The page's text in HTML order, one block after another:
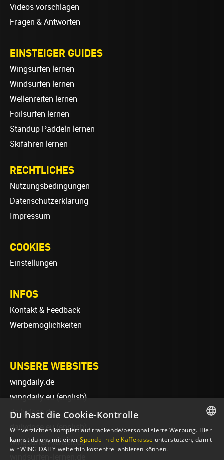
Videos vorschlagen
Fragen & Antworten
EINSTEIGER GUIDES
Wingsurfen lernen
Windsurfen lernen
Wellenreiten lernen
Foilsurfen lernen
Standup Paddeln lernen
Skifahren lernen
RECHTLICHES
Nutzungsbedingungen
Datenschutzerklärung
Impressum
COOKIES
Einstellungen
INFOS
Kontakt & Feedback
Werbemöglichkeiten
UNSERE WEBSITES
wingdaily.de
wingdaily.eu(english)
dailydose.de
dailydose.eu (english)
wingsurfen-lernen.de
GERMAN
Du hast die Cookie-Kontrolle
Wir verzichten komplett auf trackende/personalisierte Werbung. Hier
kannst du uns mit einerSpende in die Kaffekasse unterstützen, damit
wir WING DAILY weiterhin kostenfrei anbieten können.